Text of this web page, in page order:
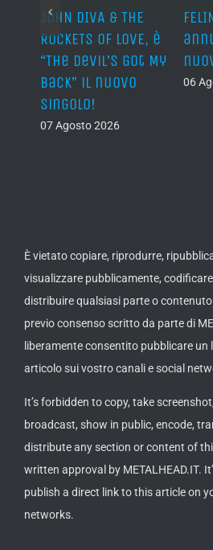
JOHN DIVA & THE
ROCKETS OF LOVE, è
“The Devil’s Got My
Back” il nuovo
singolo!
07 Agosto 2026
06
È vietato copiare, riprodurre,
visualizzare pubblicamente,
distribuire qualsiasi parte o
previo consenso scritto da parte di
liberamente consentito pubblicare
articolo sui vostro canali e social
It’s forbidden to copy, take
broadcast, show in public, encode,
distribute any section or content of
written approval by METALHEAD.IT.
publish a direct link to this article on
networks.